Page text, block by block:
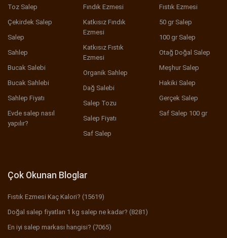
Toz Salep
Çekirdek Salep
Salep
Sahlep
Bucak Salebi
Bucak Sahlebi
Sahlep Fiyatı
Evde salep nasıl
yapılır?
Fındık Ezmesi
Katkısız Fındık
Ezmesi
Katkısız Fıstık
Ezmesi
Organik Sahlep
Dağ Salebi
Salep Tozu
Salep Fiyatı
Saf Salep
Fıstık Ezmesi
50 gr Salep
100 gr Salep
Otağ Doğal Salep
Meşhur Salep
Hakiki Salep
Gerçek Salep
Saf Salep 100 gr
Çok Okunan Bloglar
Fıstık Ezmesi Kaç Kalori? (15619)
Doğal salep fiyatları 1 kg salep ne kadar? (8281)
En iyi salep markası hangisi? (7065)